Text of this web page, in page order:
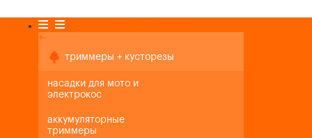
+-
триммеры + кусторезы
насадки для мото и
электрокос
аккумуляторные
триммеры